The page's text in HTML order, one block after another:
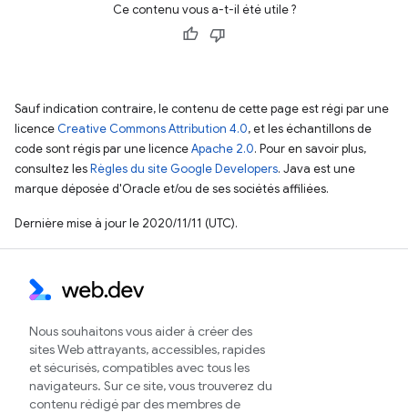
Ce contenu vous a-t-il été utile ?
Sauf indication contraire, le contenu de cette page est régi par une
licence Creative Commons Attribution 4.0, et les échantillons de
code sont régis par une licenceApache 2.0. Pour en savoir plus,
consultez lesRègles du site Google Developers. Java est une
marque déposée d'Oracle et/ou de ses sociétés affiliées.
Dernière mise à jour le 2020/11/11 (UTC).
Nous souhaitons vous aider à créer des
sites Web attrayants, accessibles, rapides
et sécurisés, compatibles avec tous les
navigateurs. Sur ce site, vous trouverez du
contenu rédigé par des membres de